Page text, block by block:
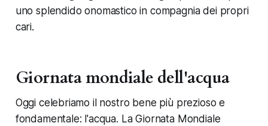
uno splendido onomastico in compagnia dei propri
cari.
Giornata mondiale dell'acqua
Oggi celebriamo il nostro bene più prezioso e
fondamentale: l'acqua. La Giornata Mondiale